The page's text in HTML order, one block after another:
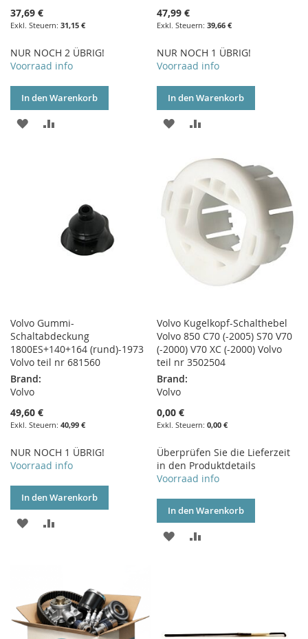
37,69 €
31,15 €
NUR NOCH 2 ÜBRIG!
Voorraad info
In den Warenkorb
ZUR
47,99 €
39,66 €
NUR NOCH 1 ÜBRIG!
Voorraad info
In den Warenkorb
ZUR
HINZUFÜGEN
HINZUFÜGEN
Volvo Gummi-
Schaltabdeckung
1800ES+140+164 (rund)-1973
Volvo teil nr 681560
Brand:
Volvo
49,60 €
40,99 €
NUR NOCH 1 ÜBRIG!
Voorraad info
In den Warenkorb
ZUR
Volvo Kugelkopf-Schalthebel
Volvo 850 C70 (-2005) S70 V70
(-2000) V70 XC (-2000) Volvo
teil nr 3502504
Brand:
Volvo
0,00 €
0,00 €
Überprüfen Sie die Lieferzeit
in den Produktdetails
Voorraad info
In den Warenkorb
ZUR